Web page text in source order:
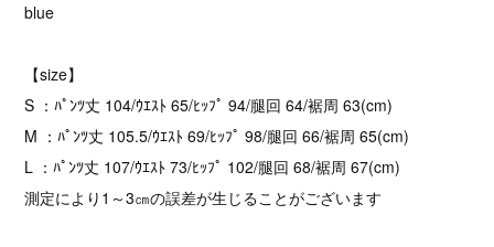
blue
【size】
S ：ﾊﾟﾝﾂ丈 104/ｳｴｽﾄ 65/ﾋｯﾌﾟ 94/腿回 64/裾周 63(cm)
M ：ﾊﾟﾝﾂ丈 105.5/ｳｴｽﾄ 69/ﾋｯﾌﾟ 98/腿回 66/裾周 65(cm)
L ：ﾊﾟﾝﾂ丈 107/ｳｴｽﾄ 73/ﾋｯﾌﾟ 102/腿回 68/裾周 67(cm)
測定により1～3㎝の誤差が生じることがございます